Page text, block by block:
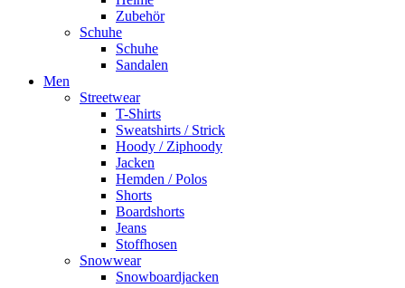
Zubehör
Schuhe
Schuhe
Sandalen
Men
Streetwear
T-Shirts
Sweatshirts / Strick
Hoody / Ziphoody
Jacken
Hemden / Polos
Shorts
Boardshorts
Jeans
Stoffhosen
Snowwear
Snowboardjacken